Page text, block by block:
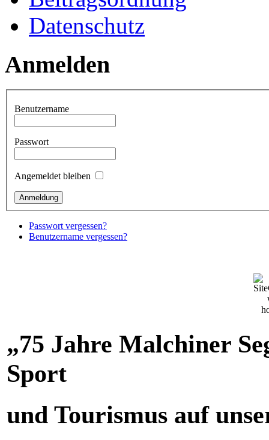
Datenschutz
Anmelden
Benutzername
Passwort
Angemeldet bleiben
Passwort vergessen?
Benutzername vergessen?
„75 Jahre Malchiner
Sport
und Tourismus auf